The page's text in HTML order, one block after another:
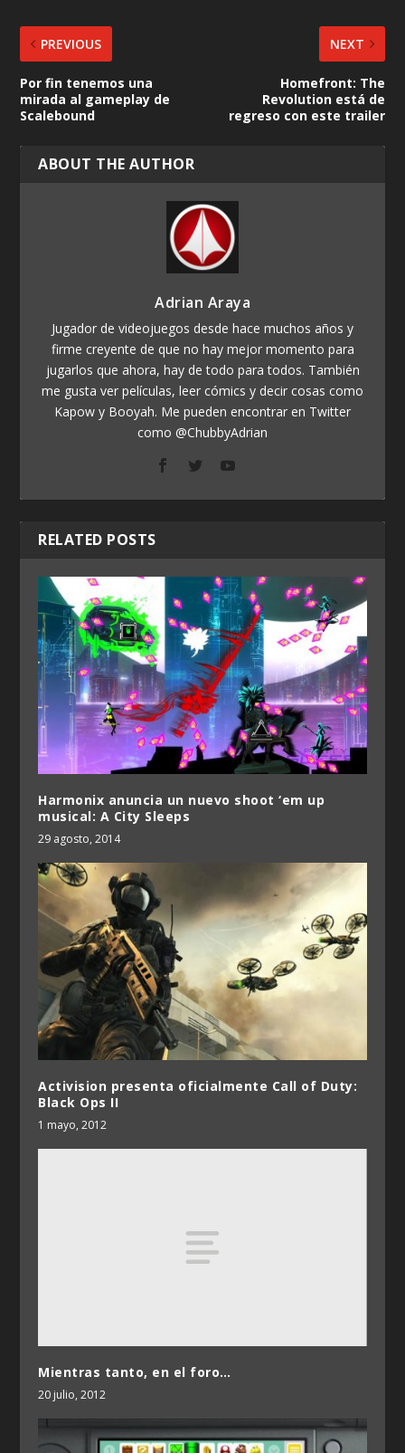
PREVIOUS
Por fin tenemos una
mirada al gameplay de
Scalebound
NEXT
Homefront: The
Revolution está de
regreso con este trailer
ABOUT THE AUTHOR
Adrian Araya
Jugador de videojuegos desde hace muchos años y
firme creyente de que no hay mejor momento para
jugarlos que ahora, hay de todo para todos. También
me gusta ver películas, leer cómics y decir cosas como
Kapow y Booyah. Me pueden encontrar en Twitter
como @ChubbyAdrian
RELATED POSTS
Harmonix anuncia un nuevo shoot ‘em up
musical: A City Sleeps
29 agosto, 2014
Activision presenta oficialmente Call of Duty:
Black Ops II
1 mayo, 2012
Mientras tanto, en el foro…
20 julio, 2012